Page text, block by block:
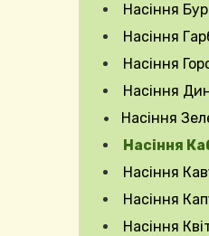
Expand
Насіння
Насіння
Насіння
Насіння
Насіння
Expand
Насіння
Насіння
Насіння
Насіння